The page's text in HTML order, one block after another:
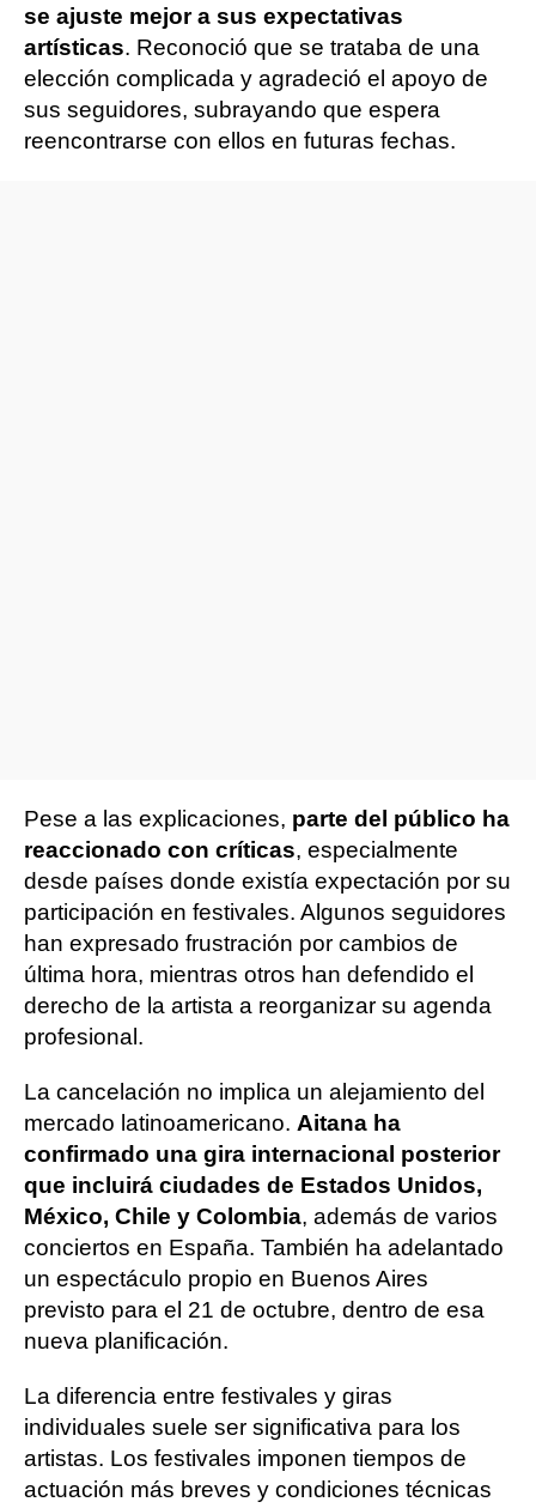
se ajuste mejor a sus expectativas
artísticas. Reconoció que se trataba de una
elección complicada y agradeció el apoyo de
sus seguidores, subrayando que espera
reencontrarse con ellos en futuras fechas.
Pese a las explicaciones, parte del público ha
reaccionado con críticas, especialmente
desde países donde existía expectación por su
participación en festivales. Algunos seguidores
han expresado frustración por cambios de
última hora, mientras otros han defendido el
derecho de la artista a reorganizar su agenda
profesional.
La cancelación no implica un alejamiento del
mercado latinoamericano. Aitana ha
confirmado una gira internacional posterior
que incluirá ciudades de Estados Unidos,
México, Chile y Colombia, además de varios
conciertos en España. También ha adelantado
un espectáculo propio en Buenos Aires
previsto para el 21 de octubre, dentro de esa
nueva planificación.
La diferencia entre festivales y giras
individuales suele ser significativa para los
artistas. Los festivales imponen tiempos de
actuación más breves y condiciones técnicas